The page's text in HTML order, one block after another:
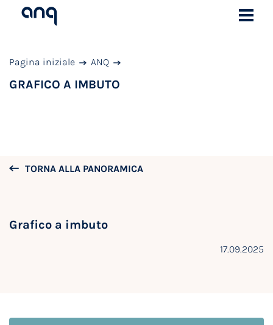
Pagina iniziale ANQ
GRAFICO A IMBUTO
TORNA ALLA PANORAMICA
Grafico a imbuto
17.09.2025